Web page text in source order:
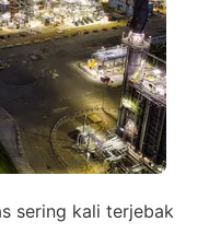
sering kali terjebak